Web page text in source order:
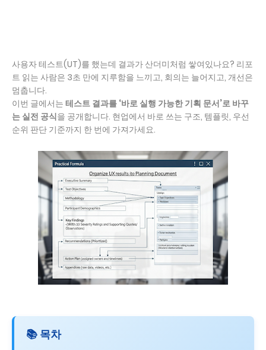
사용자 테스트(UT)를 했는데 결과가 산더미처럼 쌓여있나요? 리포
트 읽는 사람은 3초 만에 지루함을 느끼고, 회의는 늘어지고, 개선은
멈춥니다.
이번 글에서는 테스트 결과를 ‘바로 실행 가능한 기획 문서’로 바꾸
는 실전 공식을 공개합니다. 현업에서 바로 쓰는 구조, 템플릿, 우선
순위 판단 기준까지 한 번에 가져가세요.
📚 목차